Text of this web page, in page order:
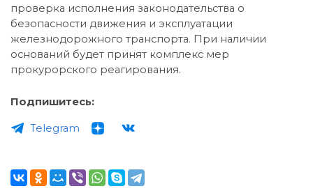
проверка исполнения законодательства о
безопасности движения и эксплуатации
железнодорожного транспорта. При наличии
оснований будет принят комплекс мер
прокурорского реагирования.
Подпишитесь:
Telegram